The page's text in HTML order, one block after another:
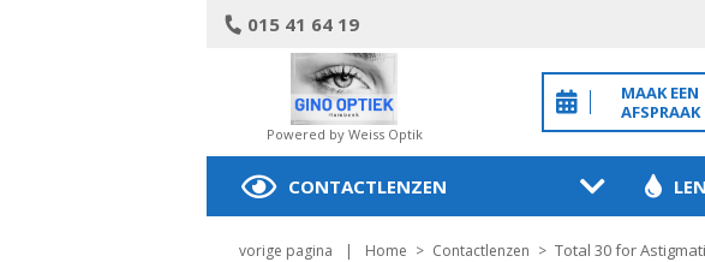
015 41 64 19
Powered by Weiss Optik
MAAK EEN
AFSPRAAK
CONTACTLENZEN
vorige pagina | Home > Contactlenzen > Total 30 for